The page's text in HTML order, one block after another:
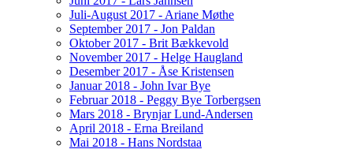
Juli-August 2017 - Ariane Møthe
September 2017 - Jon Paldan
Oktober 2017 - Brit Bækkevold
November 2017 - Helge Haugland
Desember 2017 - Åse Kristensen
Januar 2018 - John Ivar Bye
Februar 2018 - Peggy Bye Torbergsen
Mars 2018 - Brynjar Lund-Andersen
April 2018 - Erna Breiland
Mai 2018 - Hans Nordstaa